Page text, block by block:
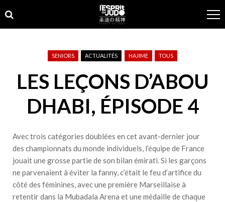
to
navigation
to
content
SENIORS ACTUALITÉS HAJIME TOUS
LES LEÇONS D’ABOU
DHABI, ÉPISODE 4
Avec trois catégories doublées en cet avant-dernier jour
des championnats du monde individuels, l’équipe de France
jouait une grosse partie de son bilan émirati. Si les garçons
ne parvenaient à éviter la fanny, c’était le feu d’artifice du
côté des féminines, avec une première Marseillaise à
retentir dans la Mubadala Arena et une médaille de chaque